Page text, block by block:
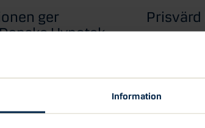
Information
ger
Hypotek
om tillstånd att starta
obligationer har
Desenio är ett
handelsbolag